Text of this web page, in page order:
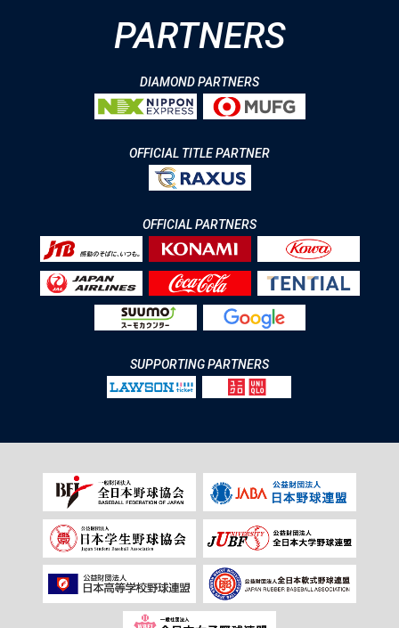
PARTNERS
DIAMOND PARTNERS
OFFICIAL TITLE PARTNER
OFFICIAL PARTNERS
SUPPORTING PARTNERS